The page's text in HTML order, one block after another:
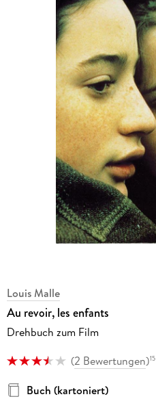
Louis Malle
Au revoir, les enfants
Drehbuch zum Film
(2 Bewertungen)15
Buch (kartoniert)